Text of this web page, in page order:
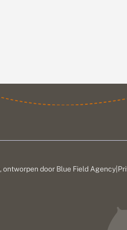
, ontworpen door Blue Field Agency